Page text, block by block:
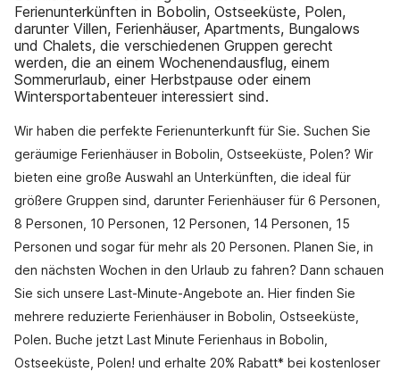
Ferienunterkünften in Bobolin, Ostseeküste, Polen,
darunter Villen, Ferienhäuser, Apartments, Bungalows
und Chalets, die verschiedenen Gruppen gerecht
werden, die an einem Wochenendausflug, einem
Sommerurlaub, einer Herbstpause oder einem
Wintersportabenteuer interessiert sind.
Wir haben die perfekte Ferienunterkunft für Sie. Suchen Sie
geräumige Ferienhäuser in Bobolin, Ostseeküste, Polen? Wir
bieten eine große Auswahl an Unterkünften, die ideal für
größere Gruppen sind, darunter Ferienhäuser für 6 Personen,
8 Personen, 10 Personen, 12 Personen, 14 Personen, 15
Personen und sogar für mehr als 20 Personen. Planen Sie, in
den nächsten Wochen in den Urlaub zu fahren? Dann schauen
Sie sich unsere Last-Minute-Angebote an. Hier finden Sie
mehrere reduzierte Ferienhäuser in Bobolin, Ostseeküste,
Polen. Buche jetzt Last Minute Ferienhaus in Bobolin,
Ostseeküste, Polen! und erhalte 20% Rabatt* bei kostenloser